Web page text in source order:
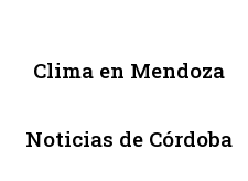
Clima en Mendoza
Noticias de Córdoba